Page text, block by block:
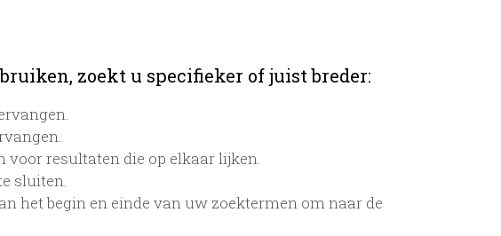
zoekt u specifieker of juist breder:
voor resultaten die op elkaar lijken.
sluiten.
het begin en einde van uw zoektermen om naar de